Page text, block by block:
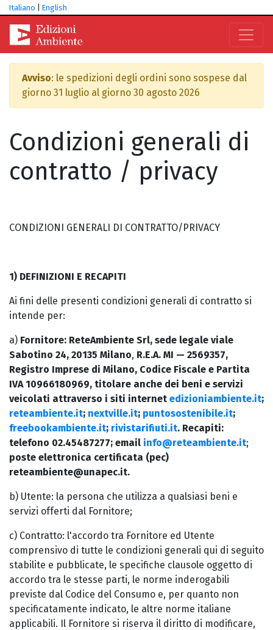
Italiano English
Avviso: le spedizioni degli ordini sono sospese dal
giorno 31 luglio al giorno 30 agosto 2026
Condizioni generali di
contratto / privacy
CONDIZIONI GENERALI DI CONTRATTO/PRIVACY
1) DEFINIZIONI E RECAPITI
Ai fini delle presenti condizioni generali di contratto si
intende per:
a) Fornitore: ReteAmbiente Srl, sede legale viale
Sabotino 24, 20135 Milano, R.E.A. MI — 2569357,
Registro Imprese di Milano, Codice Fiscale e Partita
IVA 10966180969, titolare anche dei beni e servizi
veicolati attraverso i siti internet edizioniambiente.it;
reteambiente.it; nextville.it; puntosostenibile.it;
freebookambiente.it; rivistarifiuti.it. Recapiti:
telefono 02.45487277; email info@reteambiente.it;
poste elettronica certificata (pec)
reteambiente@unapec.it.
b) Utente: la persona che utilizza a qualsiasi beni e
servizi offerti dal Fornitore;
c) Contratto: l'accordo tra Fornitore ed Utente
comprensivo di tutte le condizioni generali qui di seguito
stabilite e pubblicate, le specifiche clausole oggetto di
accordo tra le stesse parti, le norme inderogabili
previste dal Codice del Consumo e, per quanto non
specificatamente indicato, le altre norme italiane
applicabili. Il Fornitore si riserva il diritto di modificare,